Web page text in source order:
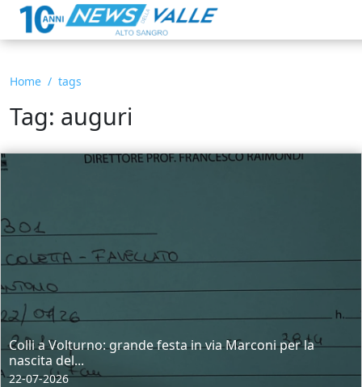
Home tags
Tag: auguri
Colli a Volturno: grande festa in via Marconi per la
nascita del...
22-07-2026